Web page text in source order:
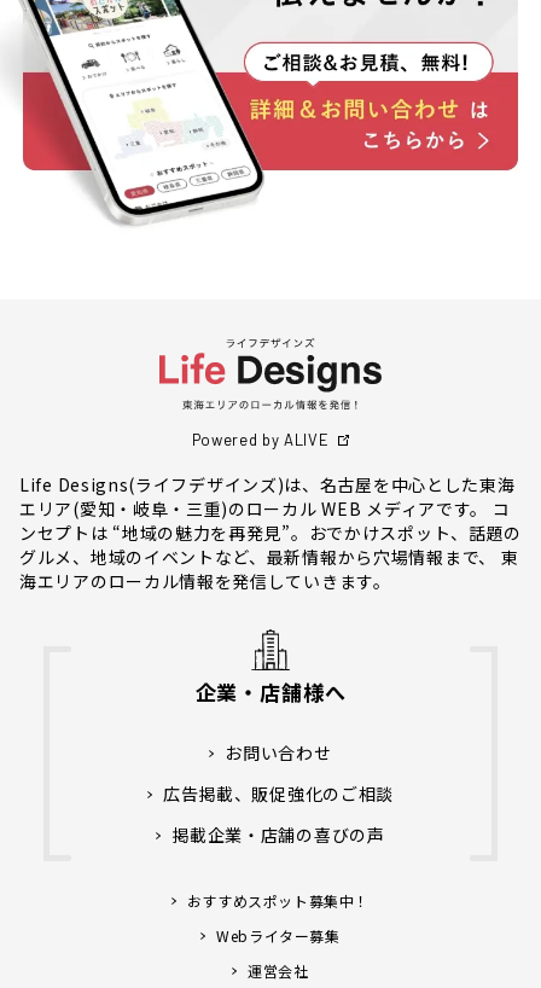
Powered by ALIVE
Life Designs(ライフデザインズ)は、名古屋を中心とした東海
エリア(愛知・岐阜・三重)のローカル WEB メディアです。 コ
ンセプトは “地域の魅力を再発見”。おでかけスポット、話題の
グルメ、地域のイベントなど、最新情報から穴場情報まで、 東
海エリアのローカル情報を発信していきます。
企業・店舗様へ
お問い合わせ
広告掲載、販促強化のご相談
掲載企業・店舗の喜びの声
おすすめスポット募集中！
Webライター募集
運営会社